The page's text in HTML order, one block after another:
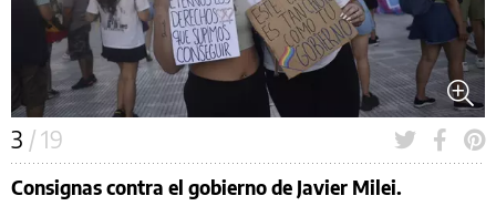
3 / 19
Consignas contra el gobierno de Javier Milei.